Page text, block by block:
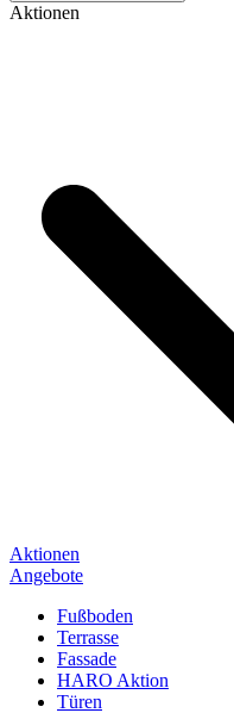
Aktionen
Aktionen
Angebote
Fußboden
Terrasse
Fassade
HARO Aktion
Türen